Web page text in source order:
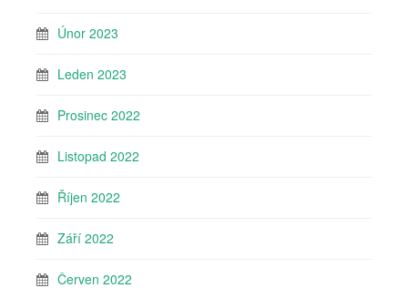
Únor 2023
Leden 2023
Prosinec 2022
Listopad 2022
Říjen 2022
Září 2022
Červen 2022